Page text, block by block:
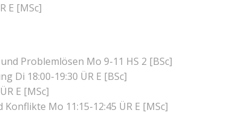
E [MSc]
Problemlösen Mo 9-11 HS 2 [BSc]
Di 18:00-19:30 ÜR E [BSc]
E [MSc]
Mo 11:15-12:45 ÜR E [MSc]